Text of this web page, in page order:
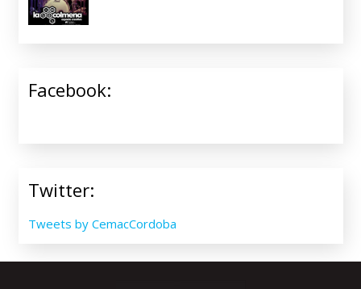
Facebook:
Twitter:
Tweets by CemacCordoba